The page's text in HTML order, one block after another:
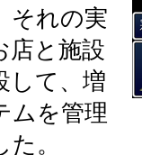
それの実
店と施設
して、増
ムを管理
。